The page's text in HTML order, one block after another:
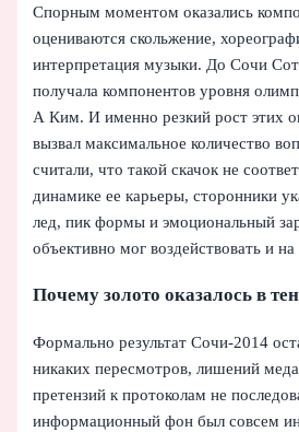
Спорным моментом оказались
оцениваются скольжение,
интерпретация музыки. До Сочи
получала компонентов уровня
А Ким. И именно резкий рост этих
вызвал максимальное количество
считали, что такой скачок не
динамике ее карьеры, сторонники
лед, пик формы и эмоциональный
объективно мог воздействовать и
Почему золото оказалось в
Формально результат Сочи-2014
никаких пересмотров, лишений
претензий к протоколам не
информационный фон был совсем